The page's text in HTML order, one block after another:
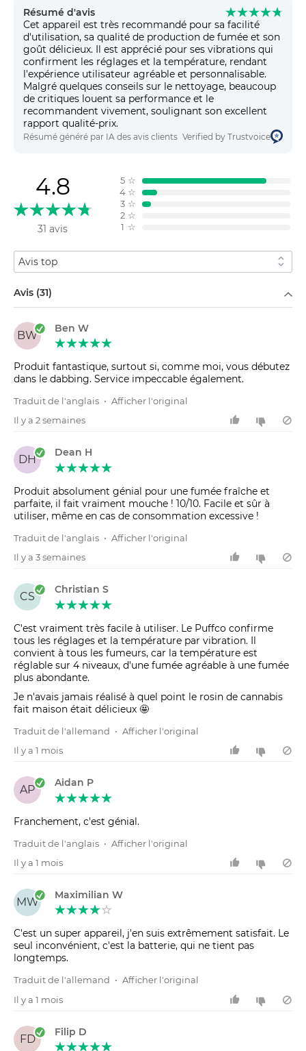
Résumé d'avis
Cet appareil est très recommandé pour sa facilité
d'utilisation, sa qualité de production de fumée et son
goût délicieux. Il est apprécié pour ses vibrations qui
confirment les réglages et la température, rendant
l'expérience utilisateur agréable et personnalisable.
Malgré quelques conseils sur le nettoyage, beaucoup
de critiques louent sa performance et le
recommandent vivement, soulignant son excellent
rapport qualité-prix.
Résumé généré par IA des avis clients Verified by Trustvoice
4.8
31 avis
5 ☆
4 ☆
3 ☆
2 ☆
1 ☆
Trier par
Avis (31)
BW
Ben W
Produit fantastique, surtout si, comme moi, vous débutez
dans le dabbing. Service impeccable également.
Traduit de l'anglais • Afficher l'original
Il y a 2 semaines
DH
Dean H
Produit absolument génial pour une fumée fraîche et
parfaite, il fait vraiment mouche ! 10/10. Facile et sûr à
utiliser, même en cas de consommation excessive !
Traduit de l'anglais • Afficher l'original
Il y a 3 semaines
CS
Christian S
C'est vraiment très facile à utiliser. Le Puffco confirme
tous les réglages et la température par vibration. Il
convient à tous les fumeurs, car la température est
réglable sur 4 niveaux, d'une fumée agréable à une fumée
plus abondante.
Je n'avais jamais réalisé à quel point le rosin de cannabis
fait maison était délicieux 🤩
Traduit de l'allemand • Afficher l'original
Il y a 1 mois
AP
Aidan P
Franchement, c'est génial.
Traduit de l'anglais • Afficher l'original
Il y a 1 mois
MW
Maximilian W
C'est un super appareil, j'en suis extrêmement satisfait. Le
seul inconvénient, c'est la batterie, qui ne tient pas
longtemps.
Traduit de l'allemand • Afficher l'original
Il y a 1 mois
FD
Filip D